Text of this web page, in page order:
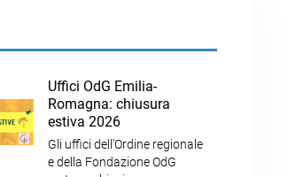
Uffici OdG Emilia-
Romagna: chiusura
estiva 2026
Gli uffici dell’Ordine regionale
e della Fondazione OdG